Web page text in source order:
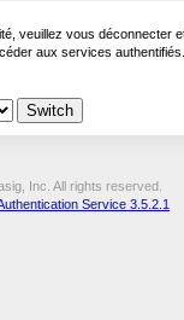
veuillez vous déconnecter
aux services authentifiés.
Inc. All rights reserved.
Service 3.5.2.1